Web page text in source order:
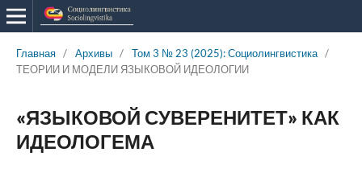
Главная / Архивы / Том 3 № 23 (2025): Социолингвистика /
ТЕОРИИ И МОДЕЛИ ЯЗЫКОВОЙ ИДЕОЛОГИИ
«ЯЗЫКОВОЙ СУВЕРЕНИТЕТ» КАК
ИДЕОЛОГЕМА